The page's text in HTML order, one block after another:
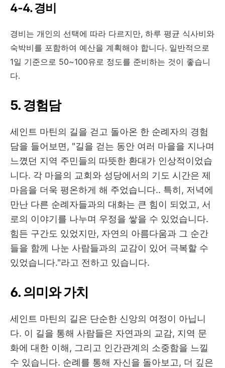
4-4. 경비
경비는 개인의 선택에 따라 다르지만, 하루 평균 식사비와
숙박비를 포함하여 예산을 계획해야 합니다. 일반적으로
1일 기준으로 50~100유로 정도를 준비하는 것이 좋습니
다.
5.경험담
세인트 마틴의 길을 걷고 돌아온 한 순례자의 경험
담을 들어보면, "길을 걷는 동안 여러 마을을 지나며
느꼈던 지역 주민들의 따뜻한 환대가 인상적이었습
니다. 각 마을의 교회와 성당에서의 기도 시간은 제
마음을 더욱 평온하게 해 주었습니다.. 특히, 저녁에
만난 다른 순례자들과의 대화는 큰 힘이 되었고 , 서
로의 이야기를 나누며 우정을 쌓을 수 있었습니다.
힘든 구간도 있었지만, 자연의 아름다움과 그 순간
들을 함께 나눈 사람들과의 교감이 있어 극복할 수
있었습니다."라고 전하고 있습니다.
6.의미와 가치
세인트 마틴의 길은 단순한 신앙의 여정이 아닙니
다. 이 길을 통해 사람들은 자연과의 교감, 지역 문
화에 대한 이해, 그리고 인간관계의 소중함을 느낄
수 있습니다. 순례를 통해 자신을 돌아보고 , 더 깊은